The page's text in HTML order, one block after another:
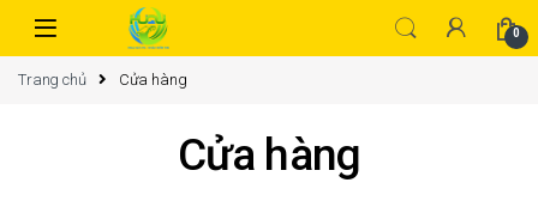
0
Trang chủ Cửa hàng
Cửa hàng